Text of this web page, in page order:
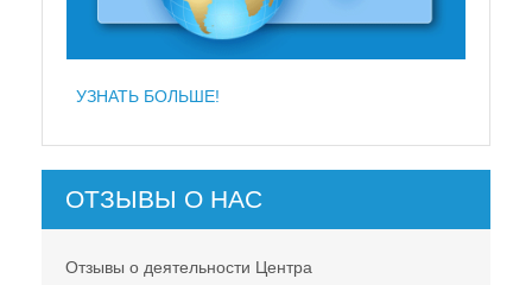
УЗНАТЬ БОЛЬШЕ!
ОТЗЫВЫ О НАС
Отзывы о деятельности Центра